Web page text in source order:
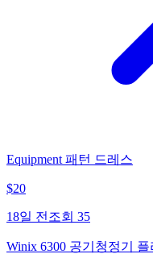
Equipment 패턴 드레스
$20
18일 전 조회 35
Winix 6300 공기청정기